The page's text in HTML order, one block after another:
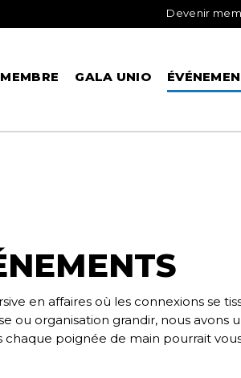
Devenir
GALA UNIO
en affaires où les connexions se
ou organisation grandir, nous avons
poignée de main pourrait